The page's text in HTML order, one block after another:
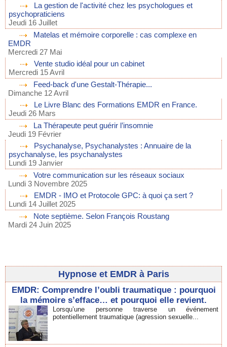
La gestion de l'activité chez les psychologues et
psychopraticiens
Jeudi 16 Juillet
Matelas et mémoire corporelle : cas complexe en
EMDR
Mercredi 27 Mai
Vente studio idéal pour un cabinet
Mercredi 15 Avril
Feed-back d'une Gestalt-Thérapie...
Dimanche 12 Avril
Le Livre Blanc des Formations EMDR en France.
Jeudi 26 Mars
La Thérapeute peut guérir l’insomnie
Jeudi 19 Février
Psychanalyse, Psychanalystes : Annuaire de la
psychanalyse, les psychanalystes
Lundi 19 Janvier
Votre communication sur les réseaux sociaux
Lundi 3 Novembre 2025
EMDR - IMO et Protocole GPC: à quoi ça sert ?
Lundi 14 Juillet 2025
Note septième. Selon François Roustang
Mardi 24 Juin 2025
Hypnose et EMDR à Paris
EMDR: Comprendre l’oubli traumatique : pourquoi
la mémoire s’efface… et pourquoi elle revient.
Lorsqu’une personne traverse un événement
potentiellement traumatique (agression sexuelle...